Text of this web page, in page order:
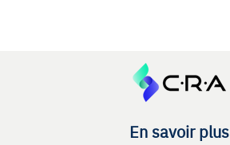
En savoir plus